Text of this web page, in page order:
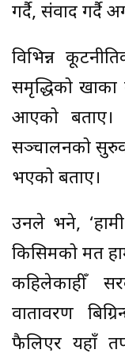
गर्दै, संवाद गर्दै
विभिन्न
समृद्धिको खाका
आएको बताए।
सञ्चालनको
भएको बताए।
उनले भने,
किसिमको मत
कहिलेकाहीँ
वातावरण
फैलिएर यहाँ